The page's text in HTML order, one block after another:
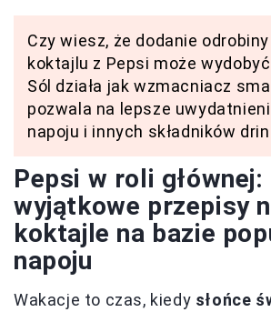
Czy wiesz, że dodanie
koktajlu z Pepsi może
Sól działa jak wzmacniacz
pozwala na lepsze
napoju i innych składników
Pepsi w roli głównej:
wyjątkowe przepisy
koktajle na bazie
napoju
Wakacje to czas, kiedy słońce